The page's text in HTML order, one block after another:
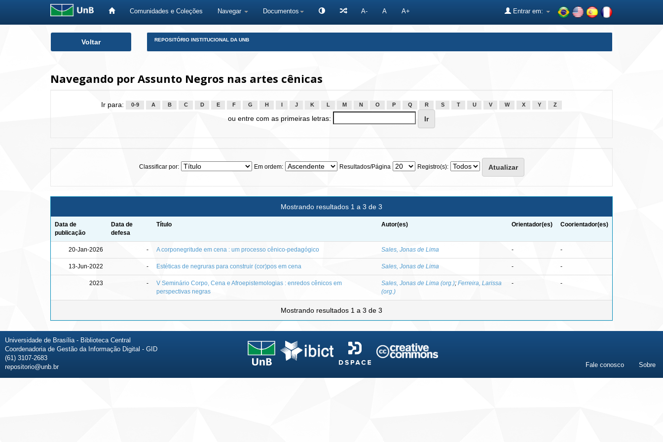
Comunidades e Coleções Navegar Documentos A- A A+ Entrar em:
Voltar REPOSITÓRIO INSTITUCIONAL DA UNB
Navegando por Assunto Negros nas artes cênicas
Ir para: 0-9 A B C D E F G H J K L M N O P Q R S T U V W X Y Z
ou entre com as primeiras letras:
Classificar por: Em ordem: Resultados/Página Registro(s):
Mostrando resultados 1 a 3 de 3
Data de
publicação
Data de
defesa
Título Autor(es) Orientador(es) Coorientador(es)
20-Jan-2026 - A corponegritude em cena : um processo cênico-pedagógico Sales, Jonas de Lima - -
13-Jun-2022 - Estéticas de negruras para construir (cor)pos em cena Sales, Jonas de Lima - -
2023 -
V Seminário Corpo, Cena e Afroepistemologias : enredos cênicos em
perspectivas negras
Sales, Jonas de Lima (org.); Ferreira, Larissa
(org.)
- -
Mostrando resultados 1 a 3 de 3
Universidade de Brasília - Biblioteca Central
Coordenadoria de Gestão da Informação Digital - GID
(61) 3107-2683
repositorio@unb.br
Fale conosco Sobre